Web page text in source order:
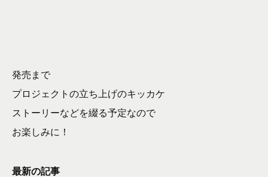
発売まで
プロジェクトの立ち上げのキッカケ
ストーリーなどを綴る予定なので
お楽しみに！
最新の記事